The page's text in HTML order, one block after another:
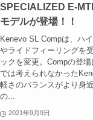
SPECIALIZED E-
モデルが登場！！
Kenevo SL Compは、ハ
やライドフィーリングを
ックを変更。Compの登
では考えられなかった
軽さのバランスがより身
の...
2021年9月9日